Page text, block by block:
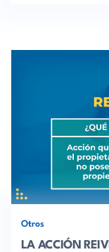
Otros
LA ACCIÓN